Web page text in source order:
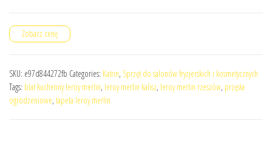
Zobacz cenę
SKU: e97d844272fb Categories: Katrin, Sprzęt do salonów fryzjerskich i kosmetycznych
Tags: blat kuchenny leroy merlin, leroy merlin kalisz, leroy merlin rzeszów, przęsła
ogrodzeniowe, tapeta leroy merlin